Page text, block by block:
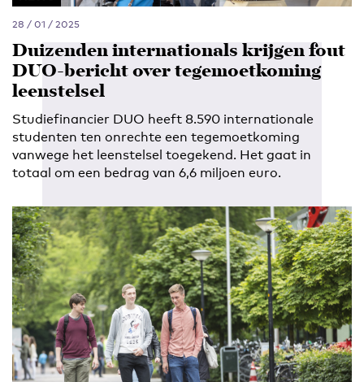
28 / 01 / 2025
Duizenden internationals krijgen fout
DUO-bericht over tegemoetkoming
leenstelsel
Studiefinancier DUO heeft 8.590 internationale
studenten ten onrechte een tegemoetkoming
vanwege het leenstelsel toegekend. Het gaat in
totaal om een bedrag van 6,6 miljoen euro.